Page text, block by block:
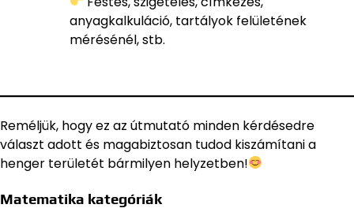
anyagkalkuláció, tartályok felületének
mérésénél, stb.
Reméljük, hogy ez az útmutató minden kérdésedre
választ adott és magabiztosan tudod kiszámítani a
henger területét bármilyen helyzetben!
Matematika kategóriák